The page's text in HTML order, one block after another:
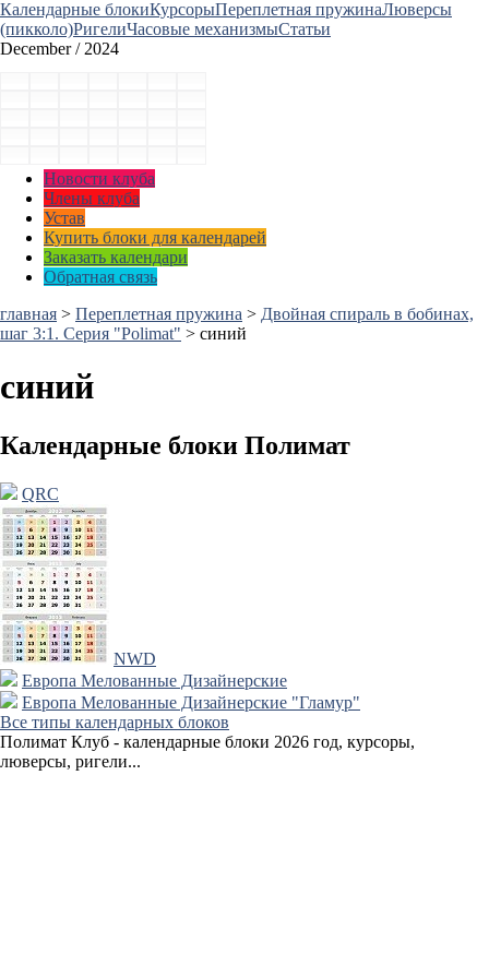
Календарные блокиКурсорыПереплетная пружинаЛюверсы
(пикколо)РигелиЧасовые механизмыСтатьи
December / 2024
Новости клуба
Члены клуба
Устав
Купить блоки для календарей
Заказать календари
Обратная связь
главная > Переплетная пружина > Двойная спираль в бобинах,
шаг 3:1. Серия "Polimat" > синий
синий
Календарные блоки Полимат
QRC
NWD
Европа Мелованные Дизайнерские
Европа Мелованные Дизайнерские "Гламур"
Все типы календарных блоков
Полимат Клуб - календарные блоки 2026 год, курсоры,
люверсы, ригели...